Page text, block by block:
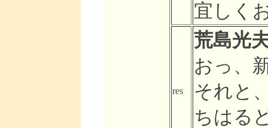
宜しく
res
荒島光
おっ、
それと
ちはる